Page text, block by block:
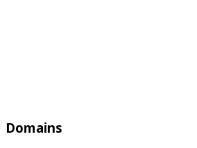
Domains